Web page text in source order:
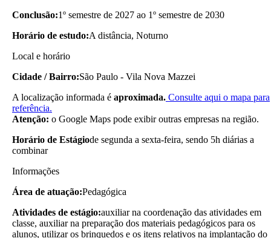
Conclusão:1º semestre de 2027 ao 1º semestre de 2030
Horário de estudo:A distância, Noturno
Local e horário
Cidade / Bairro:São Paulo - Vila Nova Mazzei
A localização informada é aproximada. Consulte aqui o mapa para
referência.
Atenção: o Google Maps pode exibir outras empresas na região.
Horário de Estágiode segunda a sexta-feira, sendo 5h diárias a
combinar
Informações
Área de atuação:Pedagógica
Atividades de estágio:auxiliar na coordenação das atividades em
classe, auxiliar na preparação dos materiais pedagógicos para os
alunos, utilizar os brinquedos e os itens relativos na implantação do